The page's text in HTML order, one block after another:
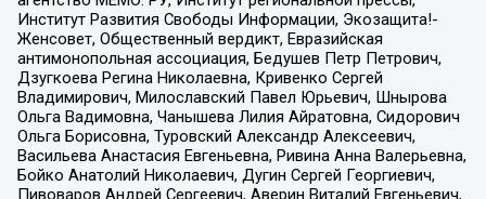
Институт Развития Свободы Информации, Экозащита!-
Женсовет, Общественный вердикт, Евразийская
антимонопольная ассоциация, Бедушев Петр Петрович,
Дзугкоева Регина Николаевна, Кривенко Сергей
Владимирович, Милославский Павел Юрьевич, Шнырова
Ольга Вадимовна, Чанышева Лилия Айратовна, Сидорович
Ольга Борисовна, Туровский Александр Алексеевич,
Васильева Анастасия Евгеньевна, Ривина Анна Валерьевна,
Бойко Анатолий Николаевич, Дугин Сергей Георгиевич,
Пивоваров Андрей Сергеевич, Аверин Виталий Евгеньевич,